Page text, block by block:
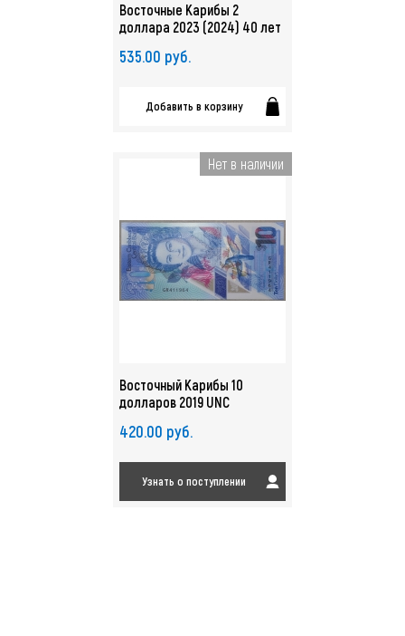
Восточные Карибы 2
доллара 2023 (2024) 40 лет
полимер. арт. 4312
535.00 руб.
Добавить в корзину
Нет в наличии
Восточный Карибы 10
долларов 2019 UNC
420.00 руб.
Узнать о поступлении